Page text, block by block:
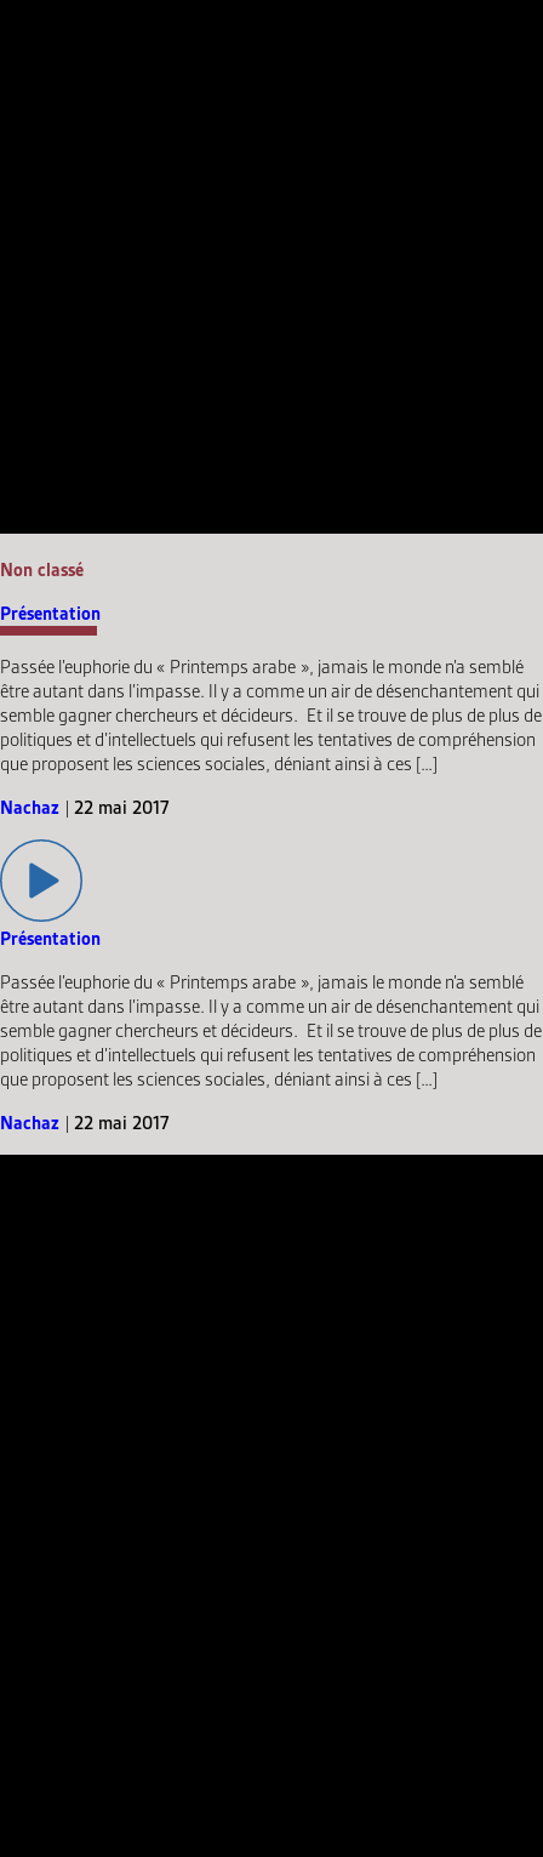
Non classé
Présentation
Passée l’euphorie du « Printemps arabe », jamais le monde n’a semblé
être autant dans l’impasse. Il y a comme un air de désenchantement qui
semble gagner chercheurs et décideurs. Et il se trouve de plus de plus de
politiques et d’intellectuels qui refusent les tentatives de compréhension
que proposent les sciences sociales, déniant ainsi à ces […]
Nachaz | 22 mai 2017
Présentation
Passée l’euphorie du « Printemps arabe », jamais le monde n’a semblé
être autant dans l’impasse. Il y a comme un air de désenchantement qui
semble gagner chercheurs et décideurs. Et il se trouve de plus de plus de
politiques et d’intellectuels qui refusent les tentatives de compréhension
que proposent les sciences sociales, déniant ainsi à ces […]
Nachaz | 22 mai 2017